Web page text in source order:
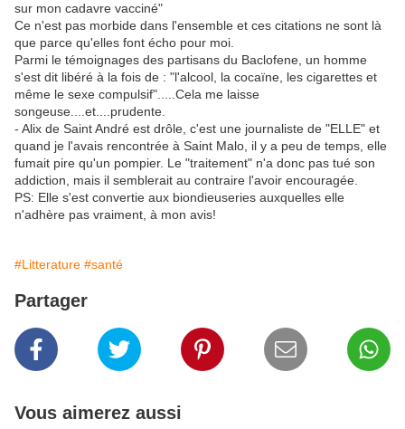
sur mon cadavre vacciné"
Ce n'est pas morbide dans l'ensemble et ces citations ne sont là
que parce qu'elles font écho pour moi.
Parmi le témoignages des partisans du Baclofene, un homme
s'est dit libéré à la fois de : "l'alcool, la cocaïne, les cigarettes et
même le sexe compulsif".....Cela me laisse
songeuse....et....prudente.
- Alix de Saint André est drôle, c'est une journaliste de "ELLE" et
quand je l'avais rencontrée à Saint Malo, il y a peu de temps, elle
fumait pire qu'un pompier. Le "traitement" n'a donc pas tué son
addiction, mais il semblerait au contraire l'avoir encouragée.
PS: Elle s'est convertie aux biondieuseries auxquelles elle
n'adhère pas vraiment, à mon avis!
#Litterature #santé
Partager
Vous aimerez aussi